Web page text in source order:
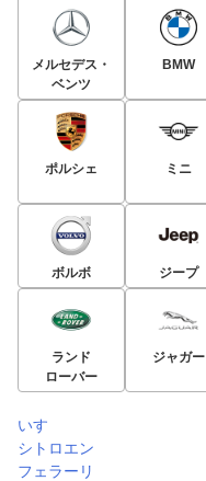
メルセデス・
ベンツ
BMW
ポルシェ ミニ
ボルボ ジープ
ランド
ローバー
ジャガー
いすゞ
シトロエン
フェラーリ